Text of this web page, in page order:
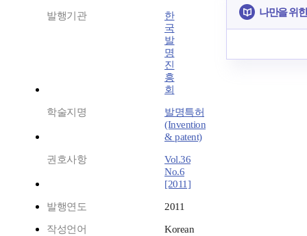
발행기관
한
국
발
명
진
흥
회
학술지명
발명특허
(Invention
& patent)
권호사항
Vol.36
No.6
[2011]
발행연도 2011
작성언어 Korean
나만을 위